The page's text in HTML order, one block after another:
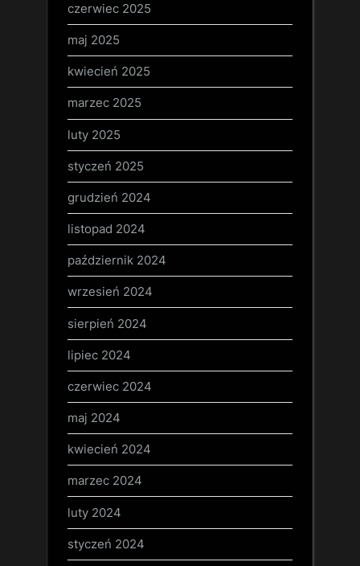
czerwiec 2025
maj 2025
kwiecień 2025
marzec 2025
luty 2025
styczeń 2025
grudzień 2024
listopad 2024
październik 2024
wrzesień 2024
sierpień 2024
lipiec 2024
czerwiec 2024
maj 2024
kwiecień 2024
marzec 2024
luty 2024
styczeń 2024